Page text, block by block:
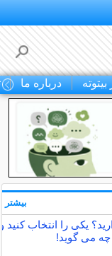
درباره ما
یکی را انتخاب کنید
می گوید!
بیشتر